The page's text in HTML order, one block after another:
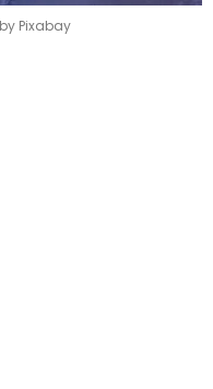
Pixabay